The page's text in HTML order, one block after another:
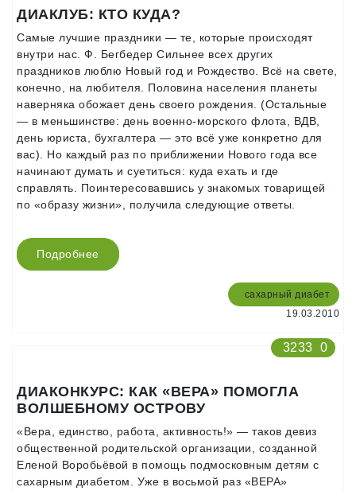
ДИАКЛУБ: КТО КУДА?
Самые лучшие праздники — те, которые происходят
внутри нас. Ф. Бегбедер Сильнее всех других
праздников люблю Новый год и Рождество. Всё на свете,
конечно, на любителя. Половина населения планеты
наверняка обожает день своего рождения. (Остальные
— в меньшинстве: день военно-морского флота, ВДВ,
день юриста, бухгалтера — это всё уже конкретно для
вас). Но каждый раз по приближении Нового года все
начинают думать и суетиться: куда ехать и где
справлять. Поинтересовавшись у знакомых товарищей
по «образу жизни», получила следующие ответы.
Подробнее
сахарный диабет
19.03.2010
3233 0
ДИАКОНКУРС: КАК «ВЕРА» ПОМОГЛА
ВОЛШЕБНОМУ ОСТРОВУ
«Вера, единство, работа, активность!» — таков девиз
общественной родительской организации, созданной
Еленой Воробьёвой в помощь подмосковным детям с
сахарным диабетом. Уже в восьмой раз «ВЕРА»